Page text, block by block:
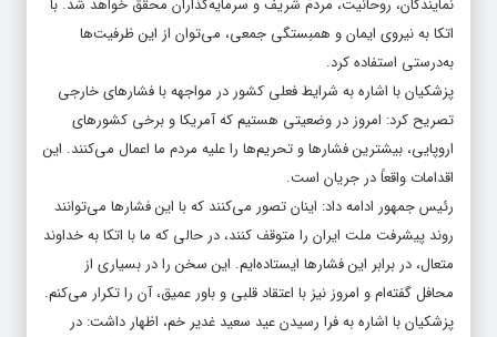
نمایندگان، روحانیت، مردم شریف و سرمایه‌گذاران محقق خواهد شد. با
اتکا به نیروی ایمان و همبستگی جمعی، می‌توان از این ظرفیت‌ها
به‌درستی استفاده کرد.
پزشکیان با اشاره به شرایط فعلی کشور در مواجهه با فشارهای خارجی
تصریح کرد: امروز در وضعیتی هستیم که آمریکا و برخی کشورهای
اروپایی، بیشترین فشارها و تحریم‌ها را علیه مردم ما اعمال می‌کنند. این
اقدامات واقعاً در جریان است.
رئیس جمهور ادامه داد: اینان تصور می‌کنند که با این فشارها می‌توانند
روند پیشرفت ملت ایران را متوقف کنند، در حالی که ما با اتکا به خداوند
متعال، در برابر این فشارها ایستاده‌ایم. این سخن را در بسیاری از
محافل گفته‌ام و امروز نیز با اعتقاد قلبی و باور عمیق، آن را تکرار می‌کنم.
پزشکیان با اشاره به فرا رسیدن عید سعید غدیر خم، اظهار داشت: در